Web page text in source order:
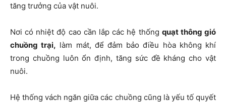
tăng trưởng của vật nuôi.
Nơi có nhiệt độ cao cần lắp các hệ thống quạt thông gió
chuồng trại, làm mát, để đảm bảo điều hòa không khí
trong chuồng luôn ổn định, tăng sức đề kháng cho vật
nuôi.
Hệ thống vách ngăn giữa các chuồng cũng là yếu tố quyết